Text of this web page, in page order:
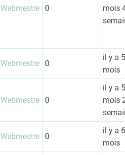
Webmestre 0
mois
Webmestre 0
il y a 5
mois
Webmestre 0
il y a 5
mois
Webmestre 0
il y a 6
mois